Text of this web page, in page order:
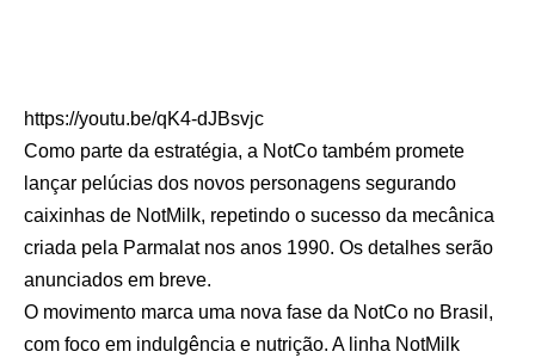
https://youtu.be/qK4-dJBsvjc
Como parte da estratégia, a NotCo também promete
lançar pelúcias dos novos personagens segurando
caixinhas de NotMilk, repetindo o sucesso da mecânica
criada pela Parmalat nos anos 1990. Os detalhes serão
anunciados em breve.
O movimento marca uma nova fase da NotCo no Brasil,
com foco em indulgência e nutrição. A linha NotMilk